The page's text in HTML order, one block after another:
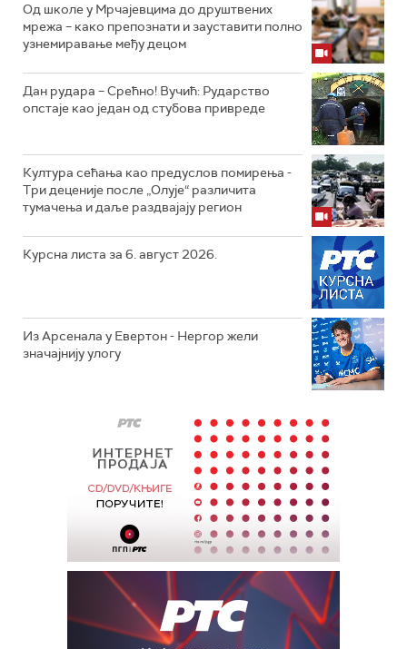
Од школе у Мрчајевцима до друштвених
мрежа – како препознати и зауставити полно
узнемиравање међу децом
Дан рудара – Срећно! Вучић: Рударство
опстаје као један од стубова привреде
Култура сећања као предуслов помирења ­-
Три деценије после „Олује“ различита
тумачења и даље раздвајају регион
Курсна листа за 6. август 2026.
Из Арсенала у Евертон - Нергор жели
значајнију улогу